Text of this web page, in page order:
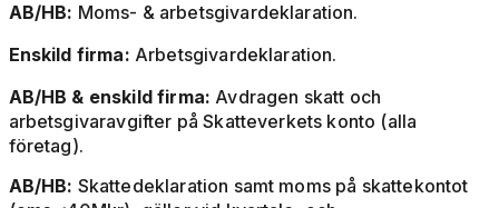
AB/HB: Moms- & arbetsgivardeklaration.
Enskild firma: Arbetsgivardeklaration.
AB/HB & enskild firma: Avdragen skatt och
arbetsgivaravgifter på Skatteverkets konto (alla
företag).
AB/HB: Skattedeklaration samt moms på skattekontot